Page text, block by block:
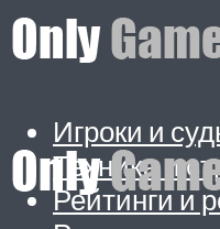
Игроки и
Техника и
Рейтинги и